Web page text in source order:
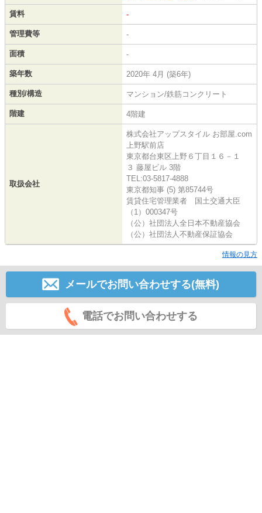
賃料 -
管理費等 -
面積 -
築年数 2020年 4月 (築6年)
種別/構造 マンション/鉄筋コンクリート
階建 4階建
取扱会社
株式会社アップスタイル お部屋.com
上野駅前店
東京都台東区上野６丁目１６－１
３ 藤屋ビル 3階
TEL:03-5817-4888
東京都知事 (5) 第85744号
賃貸住宅管理業者 国土交通大臣
（1）000347号
（公）社団法人全日本不動産協会
（公）社団法人不動産保証協会
情報の見方
メールでお問い合わせする(無料)
電話でお問い合わせする